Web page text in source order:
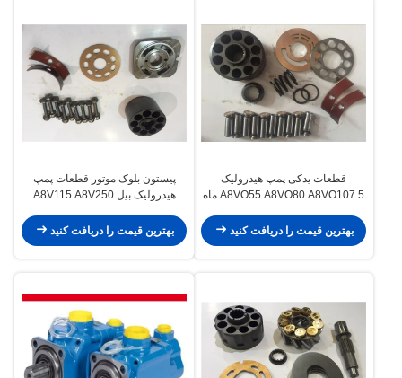
قطعات یدکی پمپ هیدرولیک
A8VO55 A8VO80 A8VO107 5 ماه
بهترین قیمت را دریافت کنید
پیستون بلوک موتور قطعات پمپ
هیدرولیک بیل A8V115 A8V250
بهترین قیمت را دریافت کنید